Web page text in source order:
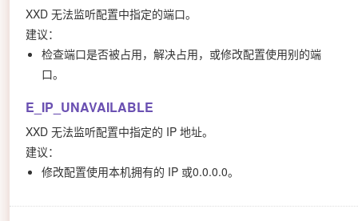
XXD 无法监听配置中指定的端口。
建议：
检查端口是否被占用，解决占用，或修改配置使用别的端
口。
E_IP_UNAVAILABLE
XXD 无法监听配置中指定的 IP 地址。
建议：
修改配置使用本机拥有的 IP 或0.0.0.0。